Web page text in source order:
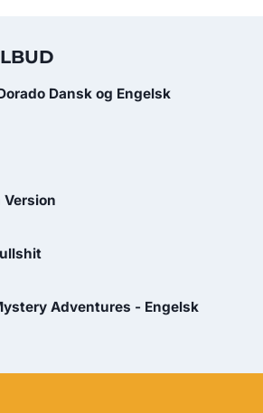
Dansk og Engelsk
Version
Adventures - Engelsk